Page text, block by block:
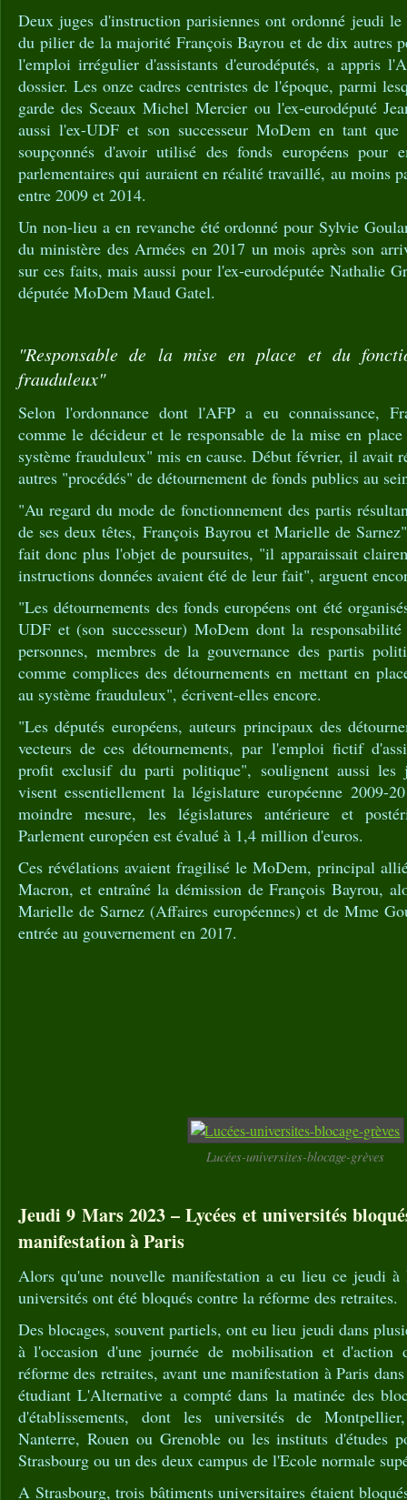
Deux juges d'instruction parisiennes ont ordonné jeudi
du pilier de la majorité François Bayrou et de dix autres
l'emploi irrégulier d'assistants d'eurodéputés, a appris
dossier. Les onze cadres centristes de l'époque, parmi
garde des Sceaux Michel Mercier ou l'ex-eurodéputé
aussi l'ex-UDF et son successeur MoDem en tant que
soupçonnés d'avoir utilisé des fonds européens pour
parlementaires qui auraient en réalité travaillé, au moins
entre 2009 et 2014.
Un non-lieu a en revanche été ordonné pour Sylvie
du ministère des Armées en 2017 un mois après son
sur ces faits, mais aussi pour l'ex-eurodéputée Nathalie
députée MoDem Maud Gatel.
"Responsable de la mise en place et du
frauduleux"
Selon l'ordonnance dont l'AFP a eu connaissance,
comme le décideur et le responsable de la mise en
système frauduleux" mis en cause. Début février, il avait
autres "procédés" de détournement de fonds publics au
"Au regard du mode de fonctionnement des partis
de ses deux têtes, François Bayrou et Marielle de
fait donc plus l'objet de poursuites, "il apparaissait
instructions données avaient été de leur fait", arguent
"Les détournements des fonds européens ont été
UDF et (son successeur) MoDem dont la responsabilité
personnes, membres de la gouvernance des partis
comme complices des détournements en mettant en
au système frauduleux", écrivent-elles encore.
"Les députés européens, auteurs principaux des
vecteurs de ces détournements, par l'emploi fictif
profit exclusif du parti politique", soulignent aussi les
visent essentiellement la législature européenne 2009-
moindre mesure, les législatures antérieure et
Parlement européen est évalué à 1,4 million d'euros.
Ces révélations avaient fragilisé le MoDem, principal
Macron, et entraîné la démission de François Bayrou,
Marielle de Sarnez (Affaires européennes) et de Mme
entrée au gouvernement en 2017.
Lucées-universites-blocage-grèves
Jeudi 9 Mars 2023 – Lycées et universités
manifestation à Paris
Alors qu'une nouvelle manifestation a eu lieu ce jeudi à
universités ont été bloqués contre la réforme des retraites.
Des blocages, souvent partiels, ont eu lieu jeudi dans
à l'occasion d'une journée de mobilisation et d'action
réforme des retraites, avant une manifestation à Paris
étudiant L'Alternative a compté dans la matinée des
d'établissements, dont les universités de
Nanterre, Rouen ou Grenoble ou les instituts d'études
Strasbourg ou un des deux campus de l'Ecole normale
A Strasbourg, trois bâtiments universitaires étaient